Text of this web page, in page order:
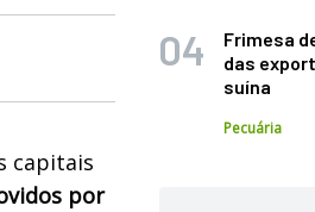
capitais
por
Frimesa
das
suína
Pecuária